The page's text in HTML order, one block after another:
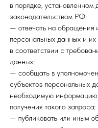
в порядке,
законодательством РФ;
— отвечать на обращения
персональных данных и
в соответствии с
данных;
— сообщать в
субъектов персональных
необходимую
получения такого запроса;
— публиковать или иным